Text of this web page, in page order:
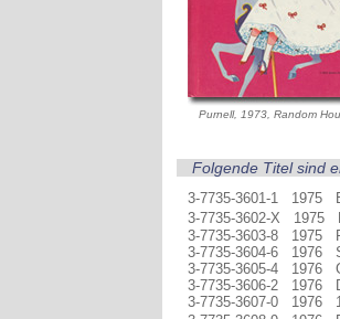
Purnell, 1973, Random
Folgende Titel sind
3-7735-3601-1 1975
3-7735-3602-X 1975
3-7735-3603-8 1975
3-7735-3604-6 1976
3-7735-3605-4 1976
3-7735-3606-2 1976
3-7735-3607-0 1976